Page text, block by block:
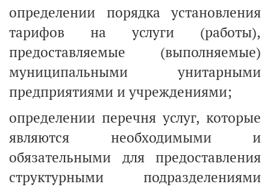
определении порядка установления
тарифов на услуги (работы),
предоставляемые (выполняемые)
муниципальными унитарными
предприятиями и учреждениями;
определении перечня услуг, которые
являются необходимыми и
обязательными для предоставления
структурными подразделениями